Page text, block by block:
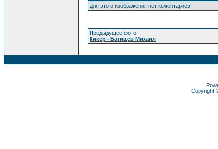
Для этого изображения нет коментариев
Предыдущее фото:
Кикер - Батищев Михаил
Copyright